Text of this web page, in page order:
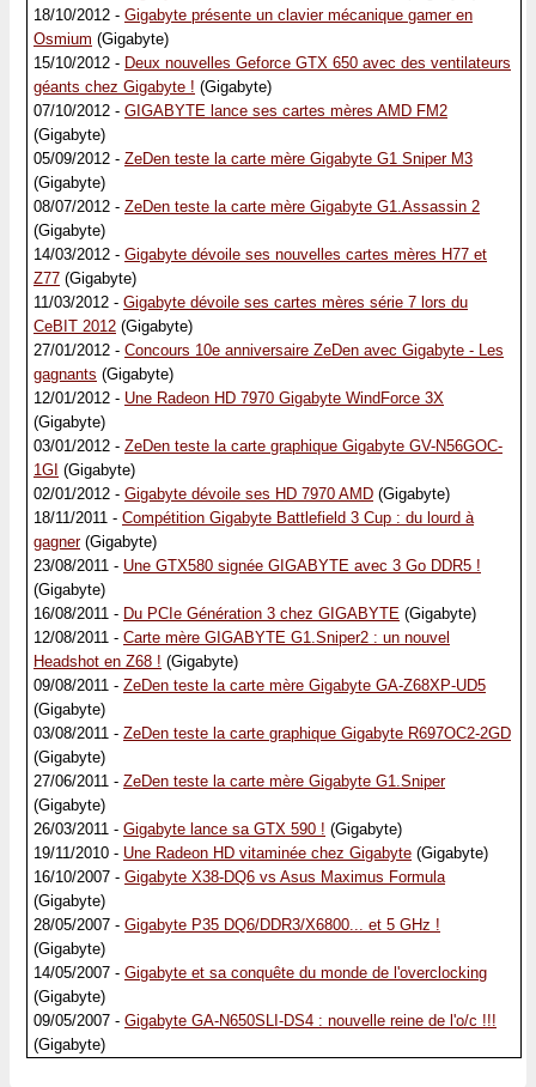
18/10/2012 - Gigabyte présente un clavier mécanique gamer en
Osmium (Gigabyte)
15/10/2012 - Deux nouvelles Geforce GTX 650 avec des ventilateurs
géants chez Gigabyte ! (Gigabyte)
07/10/2012 - GIGABYTE lance ses cartes mères AMD FM2
(Gigabyte)
05/09/2012 - ZeDen teste la carte mère Gigabyte G1 Sniper M3
(Gigabyte)
08/07/2012 - ZeDen teste la carte mère Gigabyte G1.Assassin 2
(Gigabyte)
14/03/2012 - Gigabyte dévoile ses nouvelles cartes mères H77 et
Z77 (Gigabyte)
11/03/2012 - Gigabyte dévoile ses cartes mères série 7 lors du
CeBIT 2012 (Gigabyte)
27/01/2012 - Concours 10e anniversaire ZeDen avec Gigabyte - Les
gagnants (Gigabyte)
12/01/2012 - Une Radeon HD 7970 Gigabyte WindForce 3X
(Gigabyte)
03/01/2012 - ZeDen teste la carte graphique Gigabyte GV-N56GOC-
1GI (Gigabyte)
02/01/2012 - Gigabyte dévoile ses HD 7970 AMD (Gigabyte)
18/11/2011 - Compétition Gigabyte Battlefield 3 Cup : du lourd à
gagner(Gigabyte)
23/08/2011 - Une GTX580 signée GIGABYTE avec 3 Go DDR5 !
(Gigabyte)
16/08/2011 - Du PCIe Génération 3 chez GIGABYTE (Gigabyte)
12/08/2011 - Carte mère GIGABYTE G1.Sniper2 : un nouvel
Headshot en Z68 ! (Gigabyte)
09/08/2011 - ZeDen teste la carte mère Gigabyte GA-Z68XP-UD5
(Gigabyte)
03/08/2011 - ZeDen teste la carte graphique Gigabyte R697OC2-2GD
(Gigabyte)
27/06/2011 - ZeDen teste la carte mère Gigabyte G1.Sniper
(Gigabyte)
26/03/2011 - Gigabyte lance sa GTX 590 ! (Gigabyte)
19/11/2010 - Une Radeon HD vitaminée chez Gigabyte (Gigabyte)
16/10/2007 - Gigabyte X38-DQ6 vs Asus Maximus Formula
(Gigabyte)
28/05/2007 - Gigabyte P35 DQ6/DDR3/X6800... et 5 GHz !
(Gigabyte)
14/05/2007 - Gigabyte et sa conquête du monde de l'overclocking
(Gigabyte)
09/05/2007 - Gigabyte GA-N650SLI-DS4 : nouvelle reine de l'o/c !!!
(Gigabyte)